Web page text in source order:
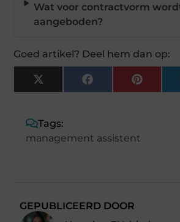
Wat voor contractvorm
aangeboden?
Goed artikel? Deel hem dan op:
X
(Twitter)
Facebook
Tags:
management assistent
GEPUBLICEERD DOOR